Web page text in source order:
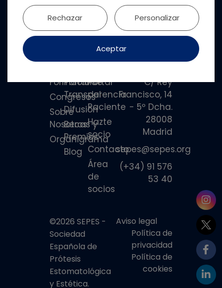
Formación
Congresos
Sobre
Nosotros
Organigrama
Portal de
Transparencia
Difusión
Becas y
Premios
Blog
Portal
del
Paciente
Hazte
socio
Contacto
Área
de
socios
C/ Rey
Francisco, 14
- 5º Dcha.
28008
Madrid
sepes@sepes.org
(+34) 91 576
53 40
©2026 SEPES -
Sociedad
Española de
Prótesis
Estomatológica
y Estética.
Aviso legal
Política de
privacidad
Política de
cookies
Aceptar
Rechazar Personalizar